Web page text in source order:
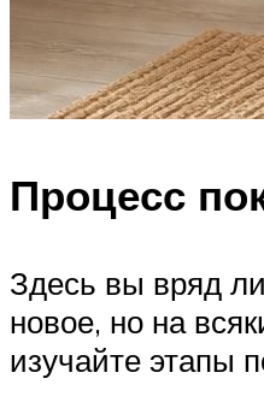
Процесс
Здесь вы вряд
новое, но на
изучайте этапы